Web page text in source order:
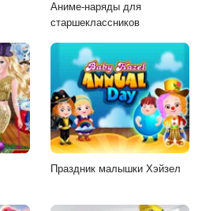
Аниме-наряды для
старшеклассников
Праздник малышки Хэйзел